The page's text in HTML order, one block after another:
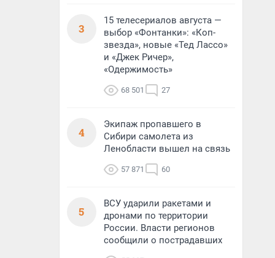
3
15 телесериалов августа —
выбор «Фонтанки»: «Коп-
звезда», новые «Тед Лассо»
и «Джек Ричер»,
«Одержимость»
68 501 27
4
Экипаж пропавшего в
Сибири самолета из
Ленобласти вышел на связь
57 871 60
5
ВСУ ударили ракетами и
дронами по территории
России. Власти регионов
сообщили о пострадавших